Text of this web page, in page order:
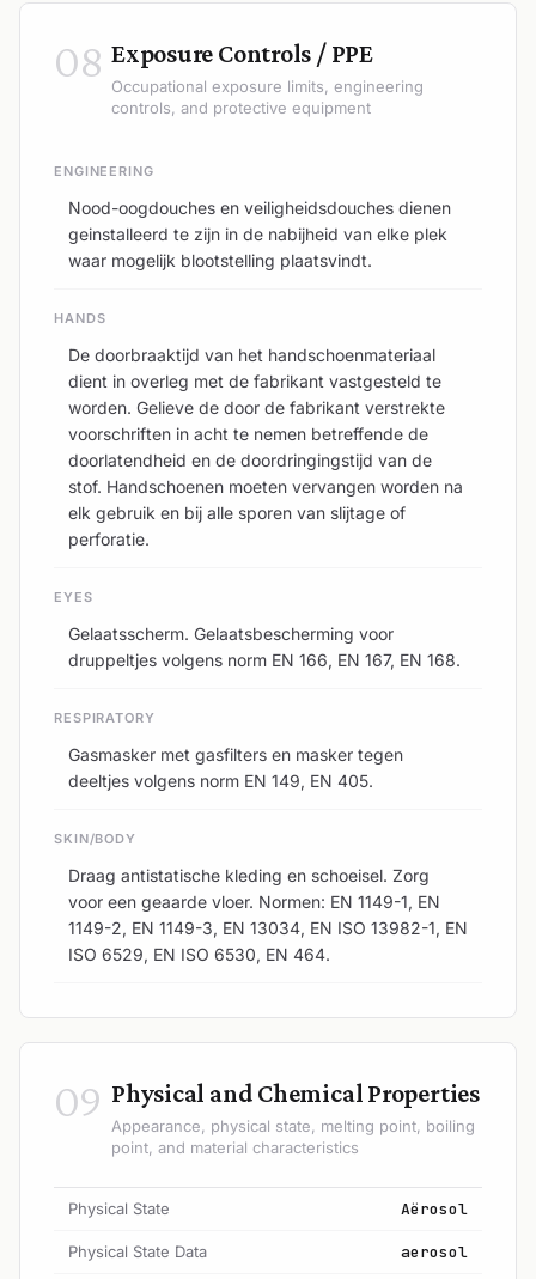
08 Exposure Controls / PPE
Occupational exposure limits, engineering
controls, and protective equipment
ENGINEERING
Nood-oogdouches en veiligheidsdouches dienen
geinstalleerd te zijn in de nabijheid van elke plek
waar mogelijk blootstelling plaatsvindt.
HANDS
De doorbraaktijd van het handschoenmateriaal
dient in overleg met de fabrikant vastgesteld te
worden. Gelieve de door de fabrikant verstrekte
voorschriften in acht te nemen betreffende de
doorlatendheid en de doordringingstijd van de
stof. Handschoenen moeten vervangen worden na
elk gebruik en bij alle sporen van slijtage of
perforatie.
EYES
Gelaatsscherm. Gelaatsbescherming voor
druppeltjes volgens norm EN 166, EN 167, EN 168.
RESPIRATORY
Gasmasker met gasfilters en masker tegen
deeltjes volgens norm EN 149, EN 405.
SKIN/BODY
Draag antistatische kleding en schoeisel. Zorg
voor een geaarde vloer. Normen: EN 1149-1, EN
1149-2, EN 1149-3, EN 13034, EN ISO 13982-1, EN
ISO 6529, EN ISO 6530, EN 464.
09 Physical and Chemical Properties
Appearance, physical state, melting point, boiling
point, and material characteristics
Physical State Aërosol
Physical State Data aerosol